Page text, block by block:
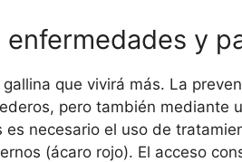
enfermedades y
que vivirá más. La
pero también mediante
es necesario el uso de
(ácaro rojo). El acceso